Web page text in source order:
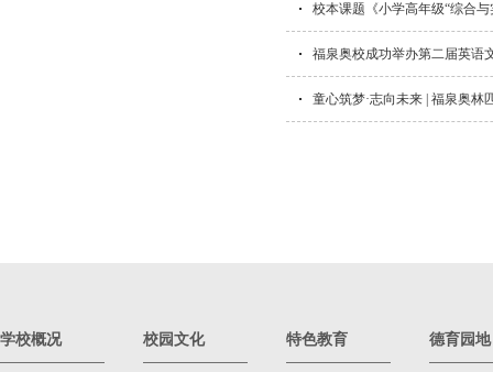
校本课题《小学高年级“综合
福泉奥校成功举办第二届英语
童心筑梦·志向未来 | 福泉奥林
学校概况 校园文化 特色教育 德育园地